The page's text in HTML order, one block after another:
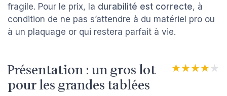
fragile. Pour le prix, la durabilité est correcte, à
condition de ne pas s’attendre à du matériel pro ou
à un plaquage or qui restera parfait à vie.
Présentation : un gros lot
pour les grandes tablées
★★★★★
★★★★★